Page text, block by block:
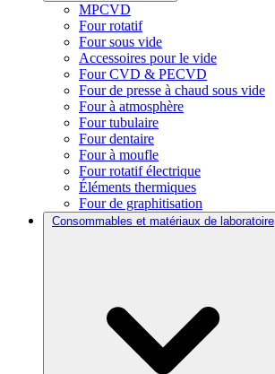
MPCVD
Four rotatif
Four sous vide
Accessoires pour le vide
Four CVD & PECVD
Four de presse à chaud sous vide
Four à atmosphère
Four tubulaire
Four dentaire
Four à moufle
Four rotatif électrique
Éléments thermiques
Four de graphitisation
Consommables et matériaux de laboratoire